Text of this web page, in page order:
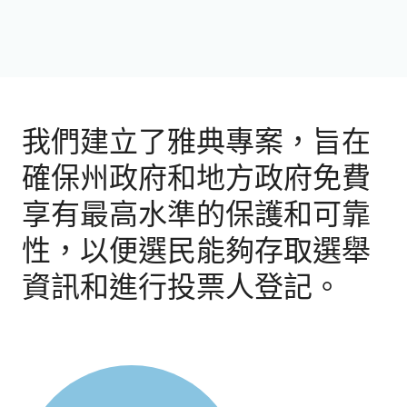
我們建立了雅典專案，旨在
確保州政府和地方政府免費
享有最高水準的保護和可靠
性，以便選民能夠存取選舉
資訊和進行投票人登記。